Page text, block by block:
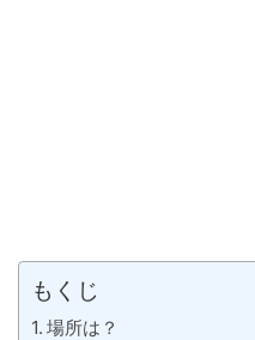
もくじ
場所は？